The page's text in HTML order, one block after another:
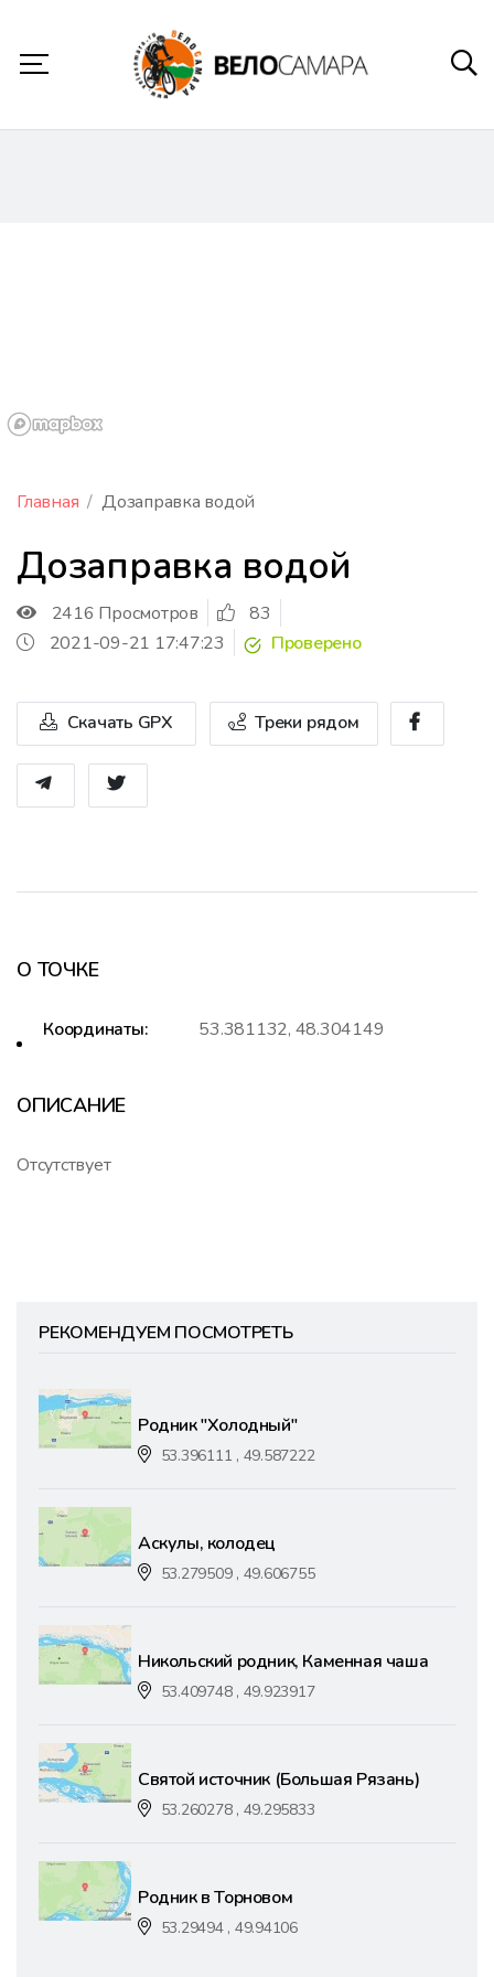
Главная Дозаправка водой
Дозаправка водой
2416 Просмотров
83
2021-09-21 17:47:23
Проверено
Скачать GPX Треки рядом
О ТОЧКЕ
Координаты: 53.381132, 48.304149
ОПИСАНИЕ
Отсутствует
РЕКОМЕНДУЕМ ПОСМОТРЕТЬ
Родник "Холодный"
53.396111 , 49.587222
Аскулы, колодец
53.279509 , 49.606755
Никольский родник, Каменная чаша
53.409748 , 49.923917
Святой источник (Большая Рязань)
53.260278 , 49.295833
Родник в Торновом
53.29494 , 49.94106